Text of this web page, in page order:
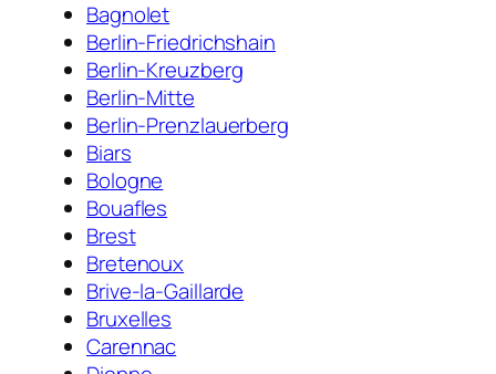
Bagnolet
Berlin-Friedrichshain
Berlin-Kreuzberg
Berlin-Mitte
Berlin-Prenzlauerberg
Biars
Bologne
Bouafles
Brest
Bretenoux
Brive-la-Gaillarde
Bruxelles
Carennac